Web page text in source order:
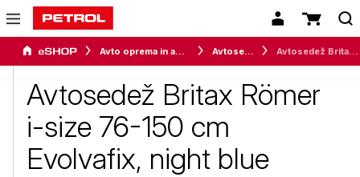
Avto oprema in avtomobilizem Avtosedeži Avtosedež Britax Römer i-size 76-150 cm Evolvafix, night blue
Avtosedež Britax Römer
i-size 76-150 cm
Evolvafix, night blue